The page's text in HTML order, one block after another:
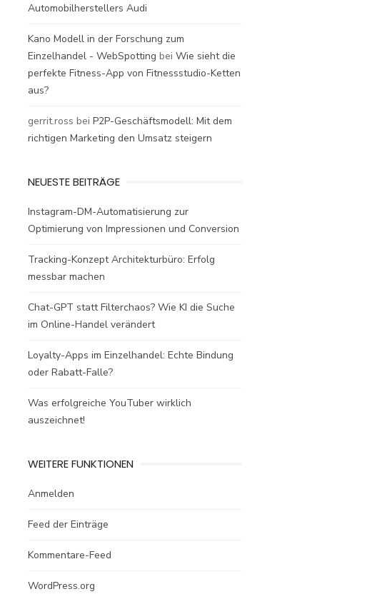
Automobilherstellers Audi
Kano Modell in der Forschung zum
Einzelhandel - WebSpotting bei Wie sieht die
perfekte Fitness-App von Fitnessstudio-Ketten
aus?
gerrit.ross bei P2P-Geschäftsmodell: Mit dem
richtigen Marketing den Umsatz steigern
NEUESTE BEITRÄGE
Instagram-DM-Automatisierung zur
Optimierung von Impressionen und Conversion
Tracking-Konzept Architekturbüro: Erfolg
messbar machen
Chat-GPT statt Filterchaos? Wie KI die Suche
im Online-Handel verändert
Loyalty-Apps im Einzelhandel: Echte Bindung
oder Rabatt-Falle?
Was erfolgreiche YouTuber wirklich
auszeichnet!
WEITERE FUNKTIONEN
Anmelden
Feed der Einträge
Kommentare-Feed
WordPress.org